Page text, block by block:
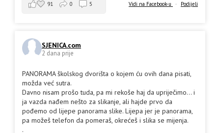
Vidi na Facebook-u · Podijeli
91 0 5
SJENICA.com
2 dana prije
PANORAMA školskog dvorišta o kojem ću ovih dana pisati,
možda već sutra.
Davno nisam prošo tuda, pa mi rekoše haj da upriječimo... i
ja vazda nađem nešto za slikanje, ali hajde prvo da
pođemo od lijepe panorama slike. Lijepa jer je panorama,
pa možeš telefon da pomeraš, okrećeš i slika se mijenja.
.